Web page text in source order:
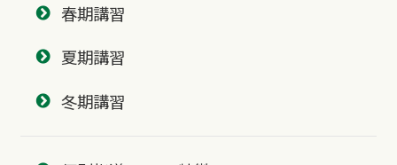
春期講習
夏期講習
冬期講習